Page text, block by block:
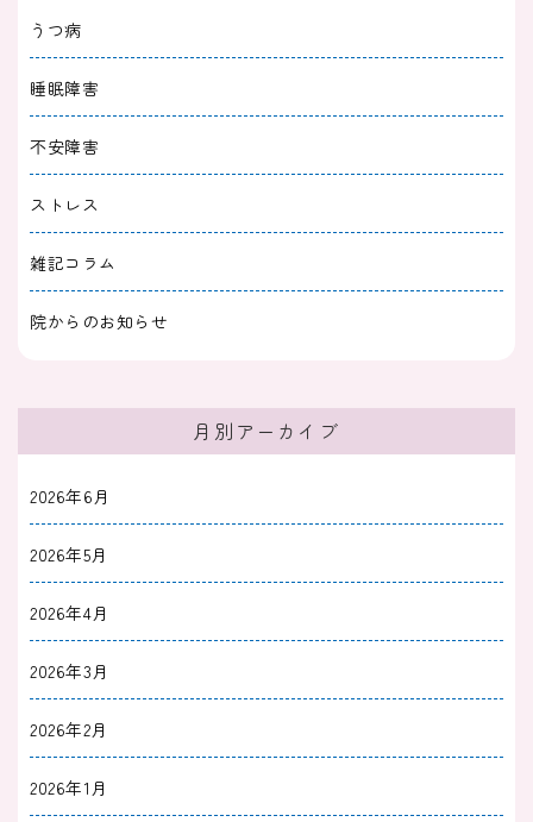
2023/11/30
めまいに効く漢方薬7選｜自律神経からくるめ
まいや耳鳴りに効く漢方薬も解説
2023/11/28
不眠症に効く漢方薬7選｜中途覚醒や更年期の
不眠におすすめの漢方薬も紹介
PMSに効く漢方薬7選｜ピルとの比較や保険適
用されるのかについても解説
【半夏厚朴湯がすぐ効いた】即効性があるのか
や効能効果について解説
2023/11/25
【幸せホルモン増加】加味帰脾湯とセロトニン
の関係｜精神安定や不眠への影響も解説
2023/11/25
うつ病
睡眠障害
不安障害
ストレス
雑記コラム
院からのお知らせ
月別アーカイブ
2026年6月
2026年5月
2026年4月
2026年3月
2026年2月
2026年1月